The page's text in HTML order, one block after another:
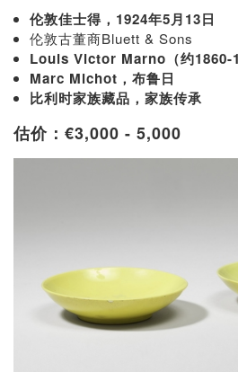
伦敦佳士得，1924年5月13日
伦敦古董商Bluett & Sons
Louis Victor Marno（约1860-
Marc Michot，布鲁日
比利时家族藏品，家族传承
估价：€3,000 - 5,000